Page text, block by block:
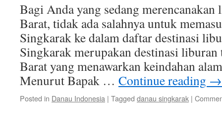
Bagi Anda yang sedang merencanakan
Barat, tidak ada salahnya untuk
Singkarak ke dalam daftar destinasi
Singkarak merupakan destinasi
Barat yang menawarkan keindahan
Menurut Bapak … Continue reading →
Posted in Danau Indonesia | Tagged danau singkarak |